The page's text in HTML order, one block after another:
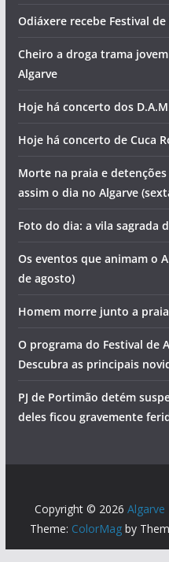
Odiáxere recebe Festival
Cheiro a droga trama
Algarve
Hoje há concerto dos
Hoje há concerto de Cuca
Morte na praia e
assim o dia no Algarve
Foto do dia: a vila sagrada
Os eventos que animam o
de agosto)
Homem morre junto a praia
O programa do Festival de
Descubra as principais
PJ de Portimão detém
deles ficou gravemente
Copyright © 2026
Theme: ColorMagby